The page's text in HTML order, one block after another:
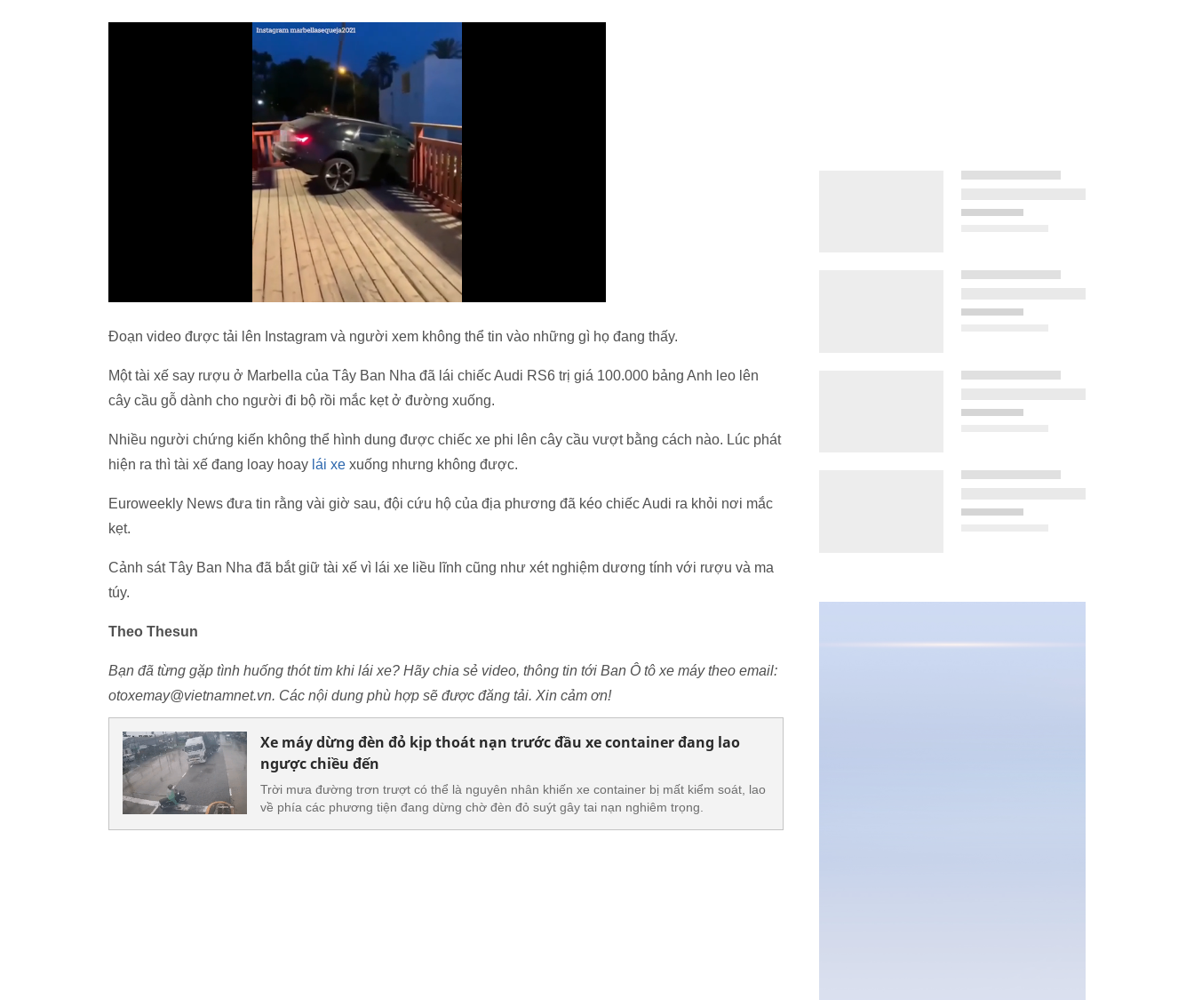
Đoạn video được tải lên Instagram và người xem không thể tin vào những gì họ đang thấy.
Một tài xế say rượu ở Marbella của Tây Ban Nha đã lái chiếc Audi RS6 trị giá 100.000 bảng Anh leo lên
cây cầu gỗ dành cho người đi bộ rồi mắc kẹt ở đường xuống.
Nhiều người chứng kiến không thể hình dung được chiếc xe phi lên cây cầu vượt bằng cách nào. Lúc phát
hiện ra thì tài xế đang loay hoay lái xe xuống nhưng không được.
Euroweekly News đưa tin rằng vài giờ sau, đội cứu hộ của địa phương đã kéo chiếc Audi ra khỏi nơi mắc
kẹt.
Cảnh sát Tây Ban Nha đã bắt giữ tài xế vì lái xe liều lĩnh cũng như xét nghiệm dương tính với rượu và ma
túy.
Theo Thesun
Bạn đã từng gặp tình huống thót tim khi lái xe? Hãy chia sẻ video, thông tin tới Ban Ô tô xe máy theo email:
otoxemay@vietnamnet.vn. Các nội dung phù hợp sẽ được đăng tải. Xin cảm ơn!
Xe máy dừng đèn đỏ kịp thoát nạn trước đầu xe container đang lao
ngược chiều đến
Trời mưa đường trơn trượt có thể là nguyên nhân khiến xe container bị mất kiểm soát, lao
về phía các phương tiện đang dừng chờ đèn đỏ suýt gây tai nạn nghiêm trọng.